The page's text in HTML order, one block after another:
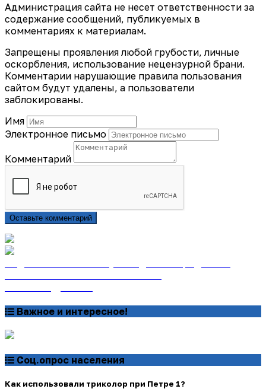
Администрация сайта не несет ответственности за
содержание сообщений, публикуемых в
комментариях к материалам.
Запрещены проявления любой грубости, личные
оскорбления, использование нецензурной брани.
Комментарии нарушающие правила пользования
сайтом будут удалены, а пользователи
заблокированы.
Имя
Электронное письмо
Комментарий
Оставьте комментарий
Важное и интересное!
Соц.опрос населения
Как использовали триколор при Петре 1?